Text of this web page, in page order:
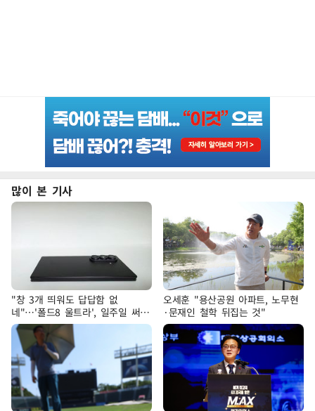
많이 본 기사
"창 3개 띄워도 답답함 없
네"…'폴드8 울트라', 일주일 써보
니
오세훈 "용산공원 아파트, 노무현
·문재인 철학 뒤집는 것"